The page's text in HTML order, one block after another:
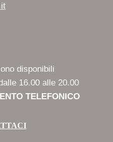
disponibili
16.00 alle 20.00
TELEFONICO